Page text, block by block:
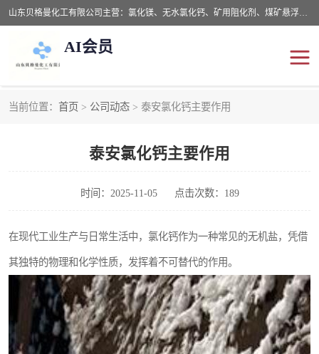
山东贝格曼化工有限公司主营：氯化镁、无水氯化钙、矿用阻化剂、煤矿悬浮剂、道路抑尘剂、氢氧化镁，防灭火剂等，公司位于山东省潍坊市滨海经济开发区,是专业从事对各种精细化工集研究、开发、制造于一体的现代化大型跨境化工企业，公司本着诚信经营、给每一位客户提供专业服务。
AI会员
当前位置： 首页 > 公司动态 > 泰安氯化钙主要作用
泰安氯化钙主要作用
时间：2025-11-05 点击次数：189
在现代工业生产与日常生活中，氯化钙作为一种常见的无机盐，凭借
其独特的物理和化学性质，发挥着不可替代的作用。
氯化钙
抑尘剂
氢氧化镁